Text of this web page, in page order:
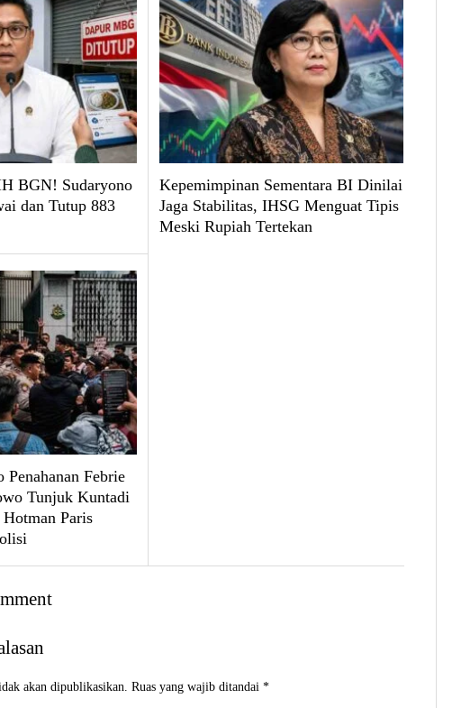
BGN! Sudaryono
dan Tutup 883
Kepemimpinan Sementara BI Dinilai
Jaga Stabilitas, IHSG Menguat Tipis
Meski Rupiah Tertekan
Febrie
Tunjuk Kuntadi
Paris
akan dipublikasikan. Ruas yang wajib ditandai *